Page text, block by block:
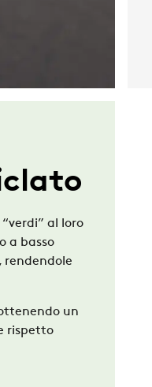
al loro
a basso
rendendole
un
rispetto